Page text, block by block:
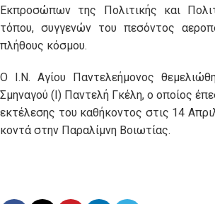
Εκπροσώπων της Πολιτικής και
τόπου, συγγενών του πεσόντος
πλήθους κόσμου.
Ο Ι.Ν. Αγίου Παντελεήμονος
Σμηναγού (Ι) Παντελή Γκέλη, ο οποίος
εκτέλεσης του καθήκοντος στις 14
κοντά στην Παραλίμνη Βοιωτίας.